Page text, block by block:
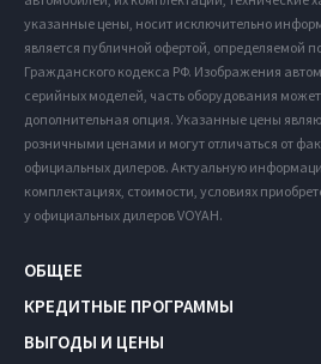
указанные цены, носит исключительно
является публичной офертой, определяемой
Гражданского кодекса РФ. Изображения
серийных моделей, часть оборудования
дополнительная опция. Указанные цены
розничными ценами и могут отличаться от
официальных дилеров. Актуальную
комплектациях, стоимости, условиях
у официальных дилеров VOYAH.
ОБЩЕЕ
КРЕДИТНЫЕ ПРОГРАММЫ
ВЫГОДЫ И ЦЕНЫ